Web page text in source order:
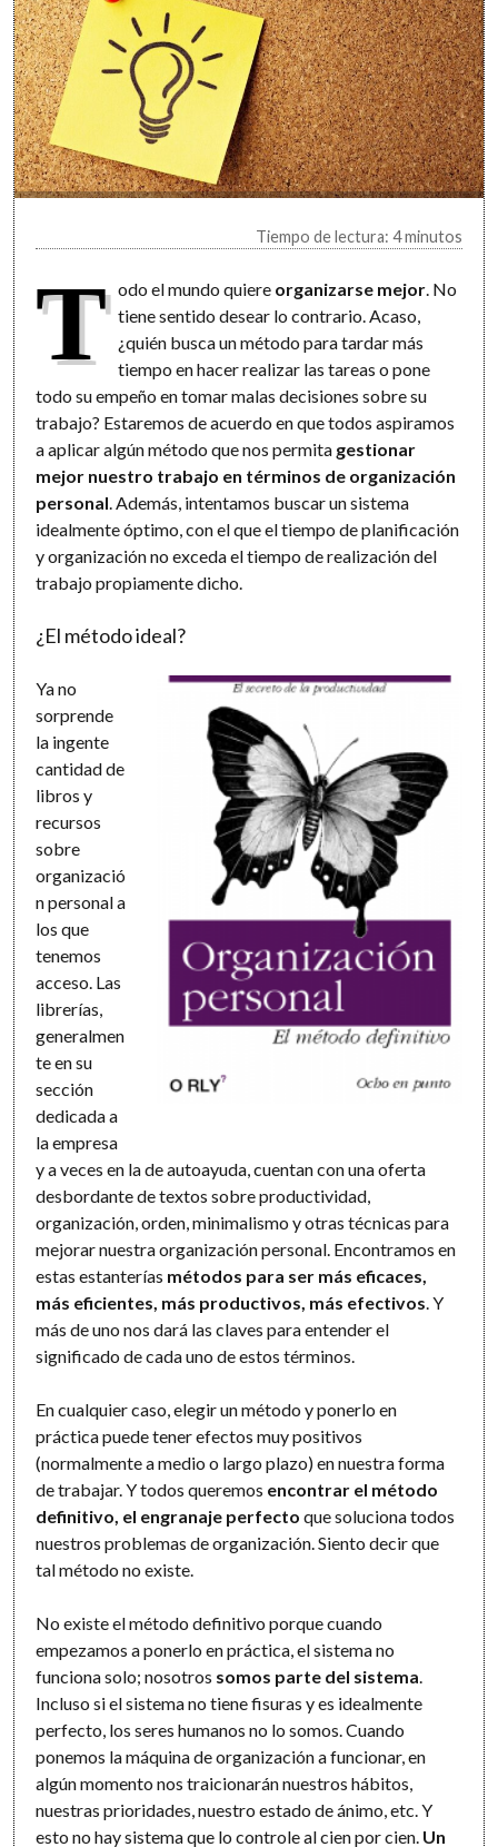
Tiempo de lectura: 4 minutos
T odo el mundo quiere organizarse mejor. No
tiene sentido desear lo contrario. Acaso,
¿quién busca un método para tardar más
tiempo en hacer realizar las tareas o pone
todo su empeño en tomar malas decisiones sobre su
trabajo? Estaremos de acuerdo en que todos aspiramos
a aplicar algún método que nos permita gestionar
mejor nuestro trabajo en términos de organización
personal . Además, intentamos buscar un sistema
idealmente óptimo, con el que el tiempo de planificación
y organización no exceda el tiempo de realización del
trabajo propiamente dicho.
¿El método ideal?
Ya no
sorprende
la ingente
cantidad de
libros y
recursos
sobre
organizació
n personal a
los que
tenemos
acceso. Las
librerías,
generalmen
te en su
sección
dedicada a
la empresa
y a veces en la de autoayuda, cuentan con una oferta
desbordante de textos sobre productividad,
organización, orden, minimalismo y otras técnicas para
mejorar nuestra organización personal. Encontramos en
estas estanterías métodos para ser más eficaces,
más eficientes, más productivos, más efectivos . Y
más de uno nos dará las claves para entender el
significado de cada uno de estos términos.
En cualquier caso, elegir un método y ponerlo en
práctica puede tener efectos muy positivos
(normalmente a medio o largo plazo) en nuestra forma
de trabajar. Y todos queremos encontrar el método
definitivo, el engranaje perfecto que soluciona todos
nuestros problemas de organización. Siento decir que
tal método no existe.
No existe el método definitivo porque cuando
empezamos a ponerlo en práctica, el sistema no
funciona solo; nosotros somos parte del sistema
Incluso si el sistema no tiene fisuras y es idealmente
perfecto, los seres humanos no lo somos. Cuando
ponemos la máquina de organización a funcionar, en
algún momento nos traicionarán nuestros hábitos,
nuestras prioridades, nuestro estado de ánimo, etc. Y
esto no hay sistema que lo controle al cien por cien. Un